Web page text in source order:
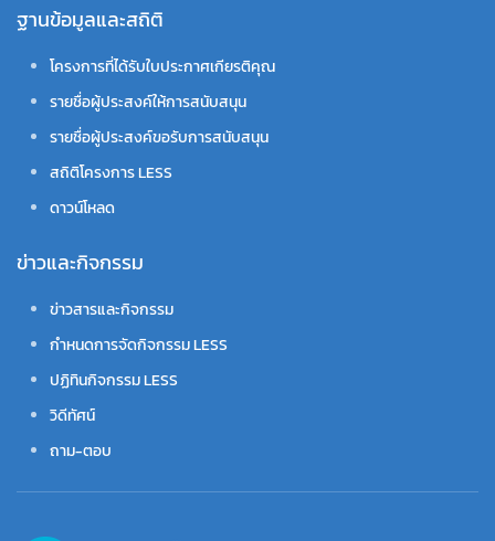
ฐานข้อมูลและสถิติ
โครงการที่ได้รับใบประกาศเกียรติคุณ
รายชื่อผู้ประสงค์ให้การสนับสนุน
รายชื่อผู้ประสงค์ขอรับการสนับสนุน
สถิติโครงการ LESS
ดาวน์โหลด
ข่าวและกิจกรรม
ข่าวสารและกิจกรรม
กำหนดการจัดกิจกรรม LESS
ปฏิทินกิจกรรม LESS
วิดีทัศน์
ถาม-ตอบ